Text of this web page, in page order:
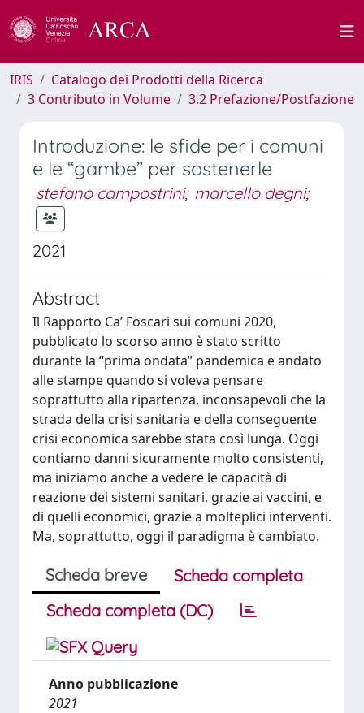
IRIS
Catalogo dei Prodotti della Ricerca
3 Contributo in Volume
3.2 Prefazione/Postfazione
Introduzione: le sfide per i comuni
e le “gambe” per sostenerle
stefano campostrini; marcello degni;
2021
Abstract
Il Rapporto Ca’ Foscari sui comuni 2020,
pubblicato lo scorso anno è stato scritto
durante la “prima ondata” pandemica e andato
alle stampe quando si voleva pensare
soprattutto alla ripartenza, inconsapevoli che la
strada della crisi sanitaria e della conseguente
crisi economica sarebbe stata così lunga. Oggi
contiamo danni sicuramente molto consistenti,
ma iniziamo anche a vedere le capacità di
reazione dei sistemi sanitari, grazie ai vaccini, e
di quelli economici, grazie a molteplici interventi.
Ma, soprattutto, oggi il paradigma è cambiato.
Scheda breve
Scheda completa
Scheda completa (DC)
Anno pubblicazione
2021